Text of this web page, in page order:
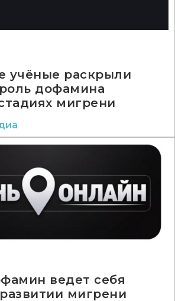
учёные раскрыли
дофамина
мигрени
ведет себя
мигрени